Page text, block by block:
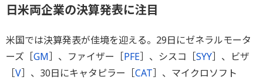
日米両企業の決算発表に注目
米国では決算発表が佳境を迎える。29日にゼネラルモータ
ーズ［GM］、ファイザー［PFE］、シスコ［SYY］、ビザ
［V］、30日にキャタピラー［CAT］、マイクロソフト